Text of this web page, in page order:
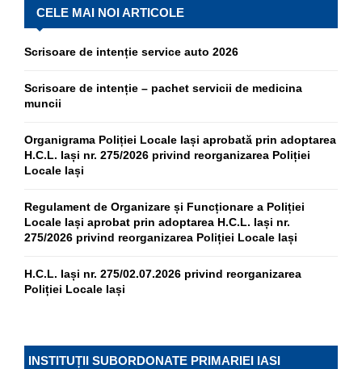
CELE MAI NOI ARTICOLE
Scrisoare de intenție service auto 2026
Scrisoare de intenție – pachet servicii de medicina
muncii
Organigrama Poliției Locale Iași aprobată prin adoptarea
H.C.L. Iași nr. 275/2026 privind reorganizarea Poliției
Locale Iași
Regulament de Organizare și Funcționare a Poliției
Locale Iași aprobat prin adoptarea H.C.L. Iași nr.
275/2026 privind reorganizarea Poliției Locale Iași
H.C.L. Iași nr. 275/02.07.2026 privind reorganizarea
Poliției Locale Iași
INSTITUȚII SUBORDONATE PRIMARIEI IASI